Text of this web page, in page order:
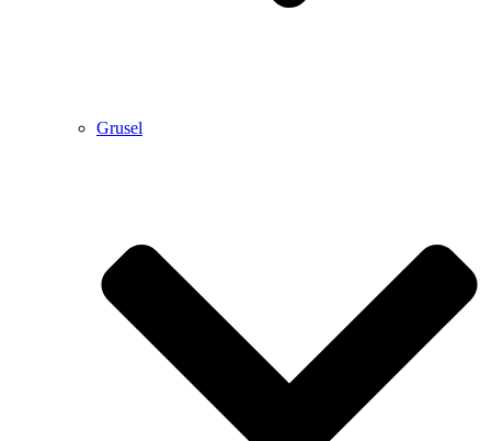
Grusel